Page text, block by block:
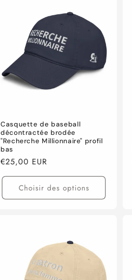
Casquette de baseball
décontractée brodée
"Recherche Millionnaire" profil
bas
Prix
habituel
€25,00 EUR
Choisir des options